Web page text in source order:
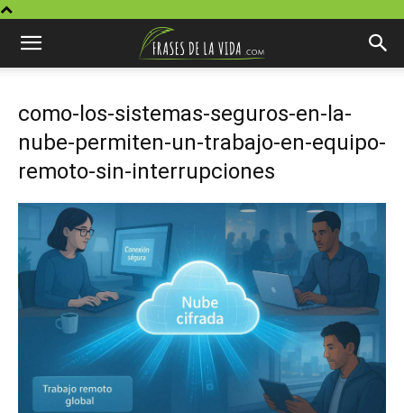
como-los-sistemas-seguros-en-la-
nube-permiten-un-trabajo-en-equipo-
remoto-sin-interrupciones